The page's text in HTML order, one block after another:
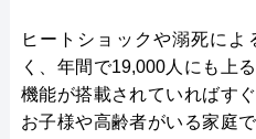
ヒートショックや溺死に
く、年間で19,000人にも上
機能が搭載されていればす
お子様や高齢者がいる家庭